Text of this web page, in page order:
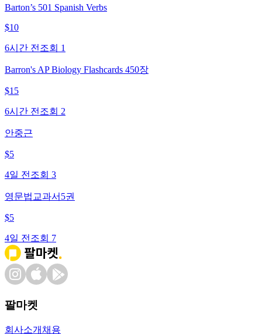
Barton’s 501 Spanish Verbs
$10
6시간 전 조회 1
Barron's AP Biology Flashcards 450장
$15
6시간 전 조회 2
안중근
$5
4일 전 조회 3
영문법교과서5권
$5
4일 전 조회 7
팔마켓
회사소개 채용